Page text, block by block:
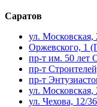
Саратов
ул.
Оржевского, 1
пр-т им. 50 лет
пр-т
пр-т
ул. Московская,
ул. Чехова, 12/